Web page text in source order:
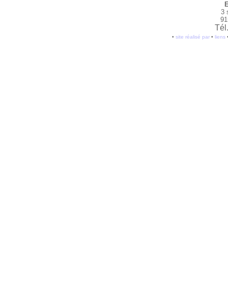
3
• site réalisé par• liens